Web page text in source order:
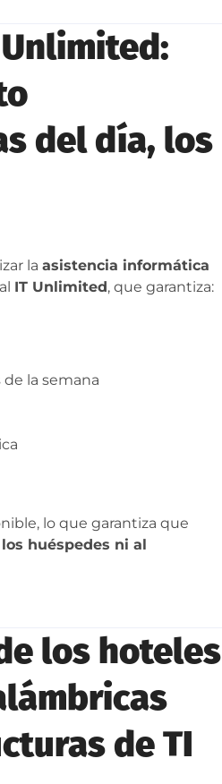
del día, los
la asistencia informática
IT Unlimited, que garantiza:
de la semana
lo que garantiza que
huéspedes ni al
los hoteles
de TI